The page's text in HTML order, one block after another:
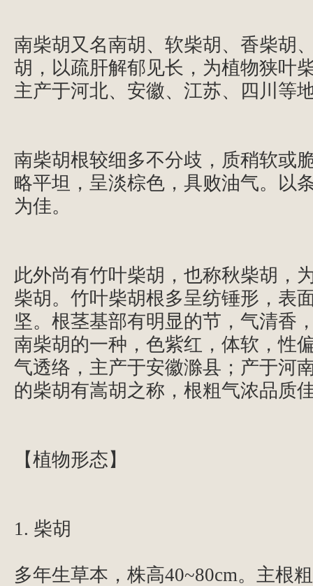
南柴胡又名南胡、软柴胡、香柴胡
胡，以疏肝解郁见长，为植物狭叶
主产于河北、安徽、江苏、四川等
南柴胡根较细多不分歧，质稍软或
略平坦，呈淡棕色，具败油气。以
为佳。
此外尚有竹叶柴胡，也称秋柴胡，
柴胡。竹叶柴胡根多呈纺锤形，表
坚。根茎基部有明显的节，气清香
南柴胡的一种，色紫红，体软，性
气透络，主产于安徽滁县；产于河
的柴胡有嵩胡之称，根粗气浓品质
【植物形态】
1. 柴胡
多年生草本，株高40~80cm。主根